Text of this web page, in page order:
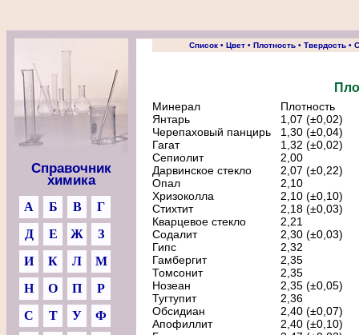
Справочник
химика
А Б В
Г
Д
Е Ж
З
И
К Л
М
Н
О П
Р
С
Т У
Ф
Список• Цвет• Плотность• Твердость•
Минерал
Плотность
Янтарь
1,07 (±0,02)
Черепаховый панцирь
1,30 (±0,04)
Гагат
1,32 (±0,02)
Сепиолит
2,00
Дарвинское стекло
2,07 (±0,22)
Опал
2,10
Хризоколла
2,10 (±0,10)
Стихтит
2,18 (±0,03)
Кварцевое стекло
2,21
Содалит
2,30 (±0,03)
Гипс
2,32
Гамбергит
2,35
Томсонит
2,35
Нозеан
2,35 (±0,05)
Тугтупит
2,36
Обсидиан
2,40 (±0,07)
Апофиллит
2,40 (±0,10)